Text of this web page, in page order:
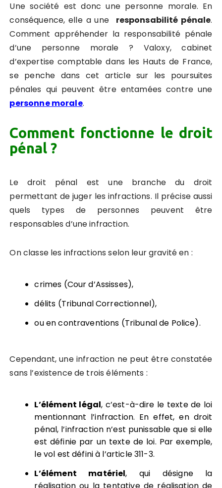
Une société est donc une personne morale. En
conséquence, elle a une responsabilité pénale.
Comment appréhender la responsabilité pénale
d’une personne morale ? Valoxy, cabinet
d’expertise comptable dans les Hauts de France,
se penche dans cet article sur les poursuites
pénales qui peuvent être entamées contre une
personne morale.
Comment fonctionne le droit
pénal ?
Le droit pénal est une branche du droit
permettant de juger les infractions. Il précise aussi
quels types de personnes peuvent être
responsables d’une infraction.
On classe les infractions selon leur gravité en :
crimes (Cour d’Assisses),
délits (Tribunal Correctionnel),
ou en contraventions (Tribunal de Police).
Cependant, une infraction ne peut être constatée
sans l’existence de trois éléments :
L’élément légal, c’est-à-dire le texte de loi
mentionnant l’infraction. En effet, en droit
pénal, l’infraction n’est punissable que si elle
est définie par un texte de loi. Par exemple,
le vol est défini à l’article 311-3.
L’élément matériel, qui désigne la
réalisation ou la tentative de réalisation de